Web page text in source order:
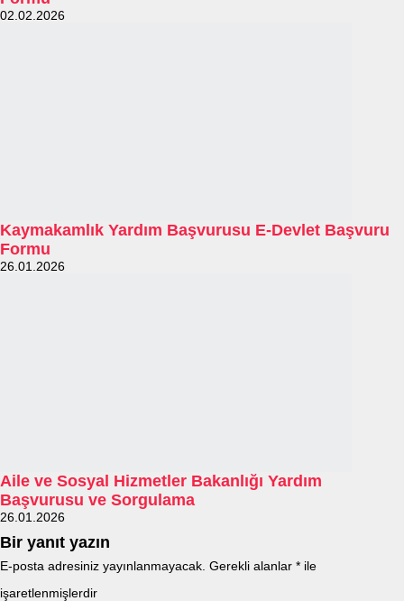
02.02.2026
Kaymakamlık Yardım Başvurusu E-Devlet Başvuru
Formu
26.01.2026
Aile ve Sosyal Hizmetler Bakanlığı Yardım
Başvurusu ve Sorgulama
26.01.2026
Bir yanıt yazın
E-posta adresiniz yayınlanmayacak. Gerekli alanlar * ile
işaretlenmişlerdir